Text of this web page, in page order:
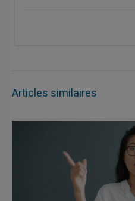
Articles similaires